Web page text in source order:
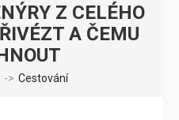
Z CELÉHO
A ČEMU
-> Cestování